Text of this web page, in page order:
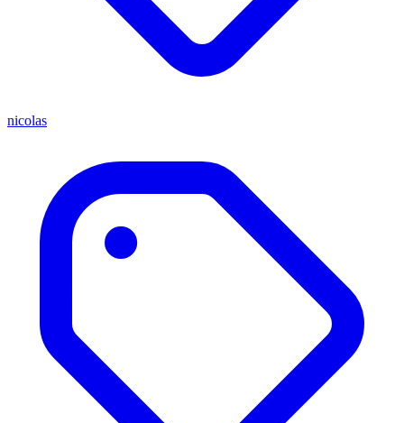
nicolas